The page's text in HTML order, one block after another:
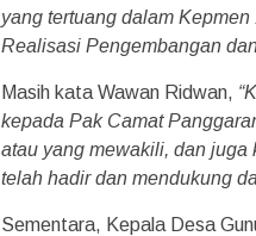
yang tertuang dalam
Realisasi Pengembangan
Masih kata Wawan Ridwan,
kepada Pak Camat
atau yang mewakili, dan
telah hadir dan mendukung
Sementara, Kepala Desa